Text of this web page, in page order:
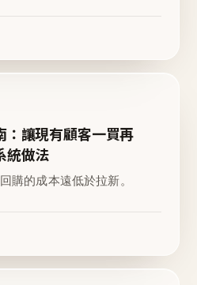
：讓現有顧客一買再
統做法
購的成本遠低於拉新。